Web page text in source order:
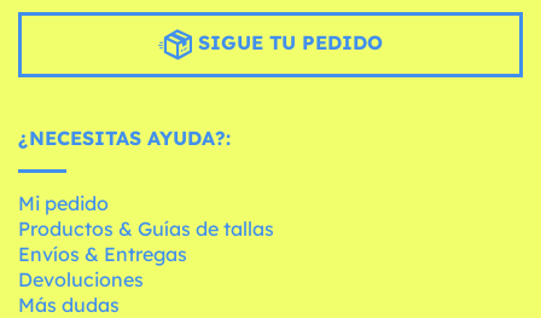
SIGUE TU PEDIDO
¿NECESITAS AYUDA?:
Mi pedido
Productos & Guías de tallas
Envíos & Entregas
Devoluciones
Más dudas